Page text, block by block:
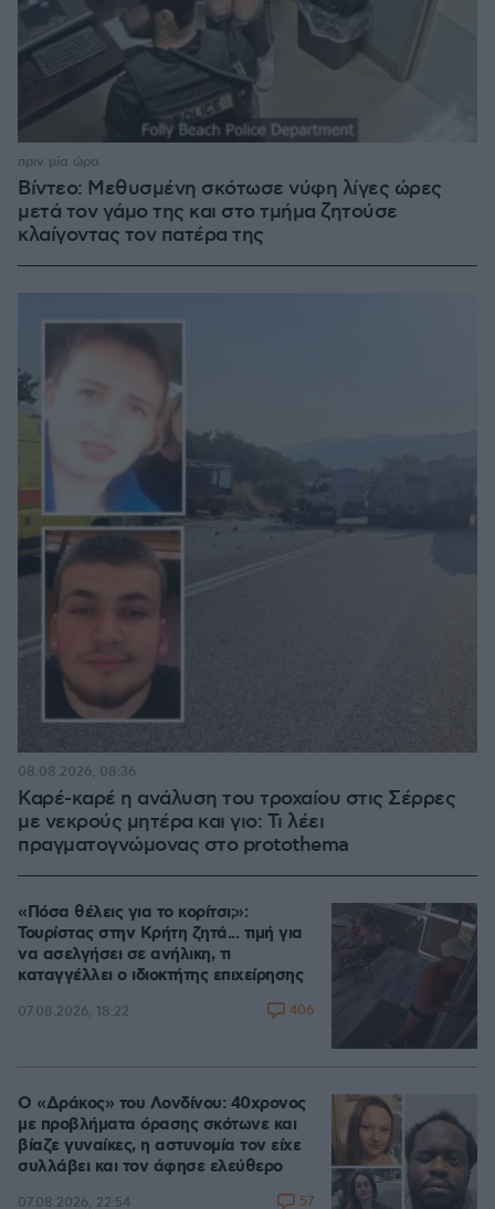
Βίντεο: Μεθυσμένη σκότωσε νύφη λίγες ώρες
μετά τον γάμο της και στο τμήμα ζητούσε
κλαίγοντας τον πατέρα της
πριν μία ώρα
Καρέ-καρέ η ανάλυση του τροχαίου στις Σέρρες
με νεκρούς μητέρα και γιο: Τι λέει
πραγματογνώμονας στο protothema
08.08.2026, 08:36
«Πόσα θέλεις για το κορίτσι;»:
Τουρίστας στην Κρήτη ζητά... τιμή για
να ασελγήσει σε ανήλικη, τι
καταγγέλλει ο ιδιοκτήτης επιχείρησης
07.08.2026, 18:22 406
Ο «Δράκος» του Λονδίνου: 40χρονος
με προβλήματα όρασης σκότωνε και
βίαζε γυναίκες, η αστυνομία τον είχε
συλλάβει και τον άφησε ελεύθερο
07.08.2026, 22:54 57